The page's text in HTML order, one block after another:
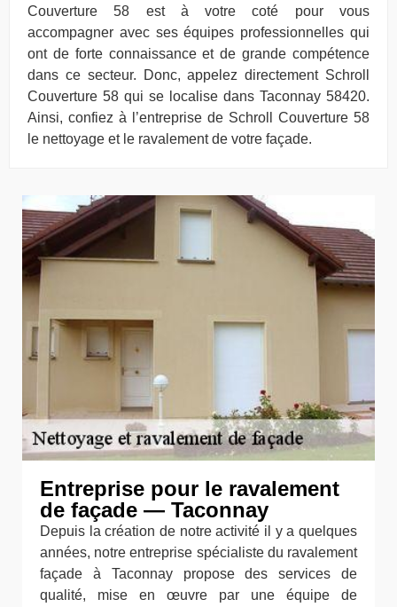
Couverture 58 est à votre coté pour vous
accompagner avec ses équipes professionnelles qui
ont de forte connaissance et de grande compétence
dans ce secteur. Donc, appelez directement Schroll
Couverture 58 qui se localise dans Taconnay 58420.
Ainsi, confiez à l’entreprise de Schroll Couverture 58
le nettoyage et le ravalement de votre façade.
Entreprise pour le ravalement
de façade — Taconnay
Depuis la création de notre activité il y a quelques
années, notre entreprise spécialiste du ravalement
façade à Taconnay propose des services de
qualité, mise en œuvre par une équipe de